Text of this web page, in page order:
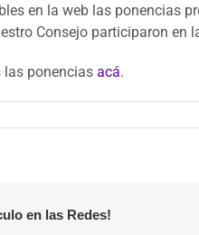
en la web las ponencias
Consejo participaron en
las ponencias acá.
en las Redes!